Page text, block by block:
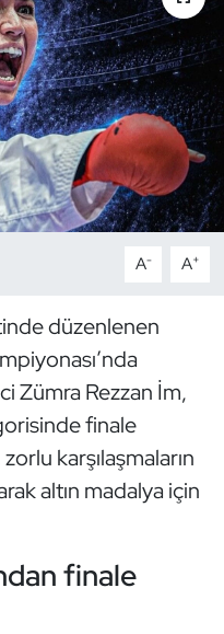
A- A+
düzenlenen
Zümra Rezzan İm,
finale
karşılaşmaların
altın madalya için
finale